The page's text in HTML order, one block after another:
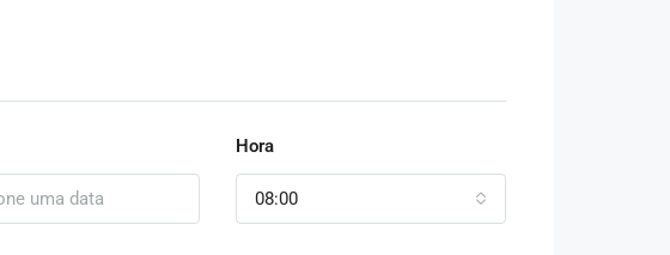
Hora
08:00